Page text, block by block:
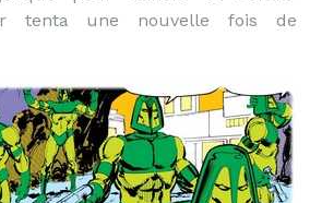
tenta une nouvelle fois de